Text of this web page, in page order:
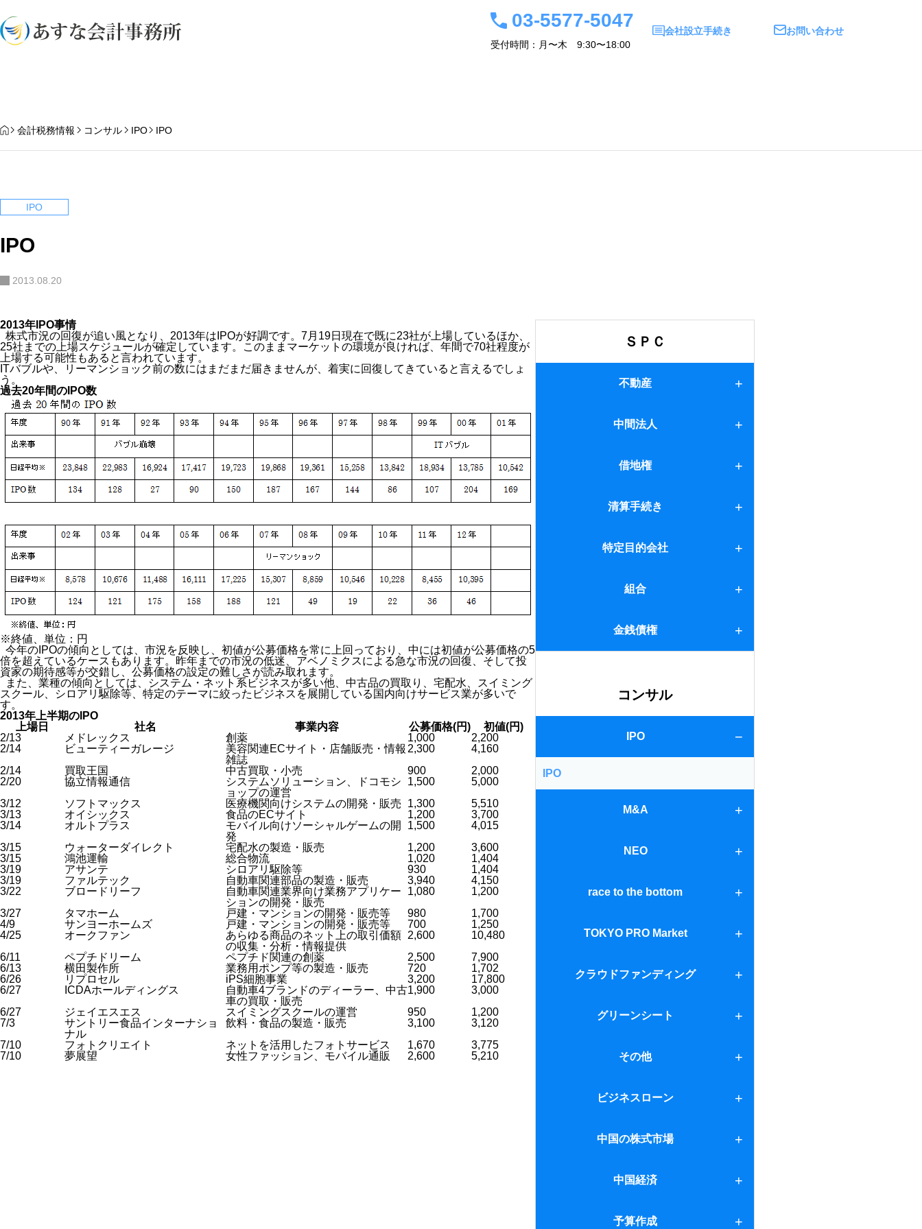
03-5577-5047
受付時間：月〜木 9:30〜18:00
会社設立手続き お問い合わせ
HOME
会計税務情報 コンサル IPO IPO
IPO
IPO
2013.08.20
2013年IPO事情
株式市況の回復が追い風となり、2013年はIPOが好調です。7月19日現在で既に23社が上場しているほか、
25社までの上場スケジュールが確定しています。このままマーケットの環境が良ければ、年間で70社程度が
上場する可能性もあると言われています。
ITバブルや、リーマンショック前の数にはまだまだ届きませんが、着実に回復してきていると言えるでしょ
う。
過去20年間のIPO数
※終値、単位：円
今年のIPOの傾向としては、市況を反映し、初値が公募価格を常に上回っており、中には初値が公募価格の5
倍を超えているケースもあります。昨年までの市況の低迷、アベノミクスによる急な市況の回復、そして投
資家の期待感等が交錯し、公募価格の設定の難しさが読み取れます。
また、業種の傾向としては、システム・ネット系ビジネスが多い他、中古品の買取り、宅配水、スイミング
スクール、シロアリ駆除等、特定のテーマに絞ったビジネスを展開している国内向けサービス業が多いで
す。
2013年上半期のIPO
上場日
社名 事業内容 公募価格(円)
初値(円)
2/13
メドレックス 創薬 1,000
2,200
2/14
ビューティーガレージ
美容関連ECサイト・店舗販売・情報
雑誌
2,300
4,160
2/14
買取王国 中古買取・小売 900
2,000
2/20
協立情報通信
システムソリューション、ドコモシ
ョップの運営
1,500
5,000
3/12
ソフトマックス 医療機関向けシステムの開発・販売 1,300
5,510
3/13
オイシックス 食品のECサイト 1,200
3,700
3/14
オルトプラス
モバイル向けソーシャルゲームの開
発
1,500
4,015
3/15
ウォーターダイレクト 宅配水の製造・販売 1,200
3,600
3/15
鴻池運輸 総合物流 1,020
1,404
3/19
アサンテ シロアリ駆除等 930
1,404
3/19
ファルテック 自動車関連部品の製造・販売 3,940
4,150
3/22
ブロードリーフ
自動車関連業界向け業務アプリケー
ションの開発・販売
1,080
1,200
3/27
タマホーム 戸建・マンションの開発・販売等 980
1,700
4/9
サンヨーホームズ 戸建・マンションの開発・販売等 700
1,250
4/25
オークファン
あらゆる商品のネット上の取引価額
の収集・分析・情報提供
2,600
10,480
6/11
ペプチドリーム ペプチド関連の創薬 2,500
7,900
6/13
横田製作所 業務用ポンプ等の製造・販売 720
1,702
6/26
リプロセル iPS細胞事業 3,200
17,800
6/27
ICDAホールディングス
自動車4ブランドのディーラー、中古
車の買取・販売
1,900
3,000
6/27
ジェイエスエス スイミングスクールの運営 950
1,200
7/3
サントリー食品インターナショ
ナル
飲料・食品の製造・販売 3,100
3,120
7/10
フォトクリエイト ネットを活用したフォトサービス 1,670
3,775
7/10
夢展望 女性ファッション、モバイル通販 2,600 5,210
ＳＰＣ
不動産
5.収益還元法
中間法人
借地権
清算手続き
特定目的会社
3.法人形態の違い～
組合
金銭債権
コンサル
IPO
IPO
M&A
NEO
race to the bottom
race to the bottom
TOKYO PRO Market
TOKYO PRO Market
クラウドファンディング
1.クラウドファンディング
グリーンシート
その他
利息制限法と出資法
ビジネスローン
ビジネスローン中国の株式市場
中国の株式市場中国経済
予算作成